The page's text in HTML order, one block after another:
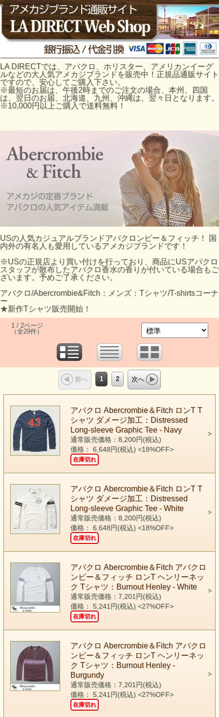
LA DIRECTでは、アバクロ、ホリスター、アメリカンイーグ
ルなどの大人気アメカジブランドを販売中！正規品通販サイト
ですので、安心してご購入下さい。
※最短のお届は、午後2時までのご注文の場合、本州、四国
は、翌日のお届、北海道、九州、沖縄は、翌々日となります。
※10,000円以上ご購入で送料無料！
USの人気カジュアルブランドアバクロンビー＆フィッチ！ 国
内外の有名人も愛用しているアメカジブランドです！
※USの正規店より買い付けを行っており、商品にUSアバクロ
スタッフが散布したアバクロ香水の香りが付いている場合もご
ざいます。予めご了承ください。
アバクロ/Abercrombie&Fitch：メンズ：Tシャツ/T-shirtsコーナ
ー
★新作Tシャツ販売開始！
1 / 2ページ
（全29件）
前へ 1 2 次へ
アバクロ Abercrombie＆Fitch ロンT T
シャツ ダメージ加工：Distressed
Long-sleeve Graphic Tee - Navy
通常販売価格：8,200円(税込)
価格： 6,648円(税込) <18%OFF>
在庫切れ
アバクロ Abercrombie＆Fitch ロンT T
シャツ ダメージ加工：Distressed
Long-sleeve Graphic Tee - White
通常販売価格：8,200円(税込)
価格： 6,648円(税込) <18%OFF>
在庫切れ
アバクロ Abercrombie＆Fitch アバクロ
ンビー＆フィッチ ロンT ヘンリーネッ
ク Tシャツ：Burnout Henley - White
通常販売価格：7,201円(税込)
価格： 5,241円(税込) <27%OFF>
在庫切れ
アバクロ Abercrombie＆Fitch アバクロ
ンビー＆フィッチ ロンT ヘンリーネッ
ク Tシャツ：Burnout Henley -
Burgundy
通常販売価格：7,201円(税込)
価格： 5,241円(税込) <27%OFF>
在庫切れ